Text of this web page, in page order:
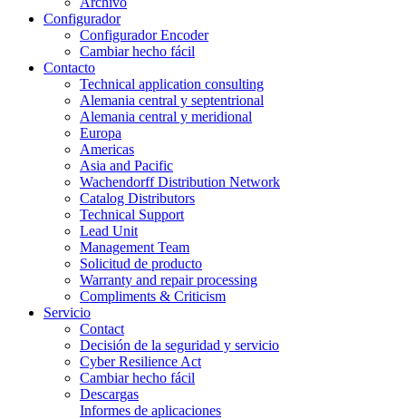
Configurador
Configurador Encoder
Cambiar hecho fácil
Contacto
Technical application consulting
Alemania central y septentrional
Alemania central y meridional
Europa
Americas
Asia and Pacific
Wachendorff Distribution Network
Catalog Distributors
Technical Support
Lead Unit
Management Team
Solicitud de producto
Warranty and repair processing
Compliments & Criticism
Servicio
Contact
Decisión de la seguridad y servicio
Cyber Resilience Act
Cambiar hecho fácil
Descargas
Informes de aplicaciones